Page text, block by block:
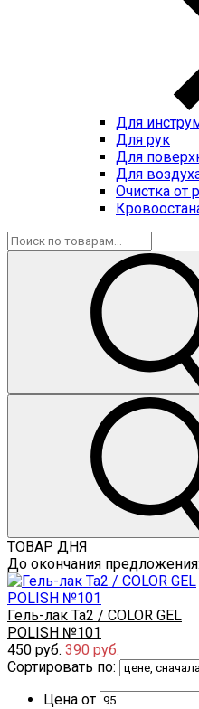
Для
Для рук
Для
Для
Очистка от
ТОВАР ДНЯ
До окончания предложения:
Гель-лак Ta2 / COLOR GEL
POLISH №101
450 руб. 390 руб.
Сортировать по:
Цена от